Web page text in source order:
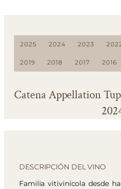
2025 2024 2023
2019 2018 2017 2016
Catena Appellation
DESCRIPCIÓN DEL VINO
Familia vitivinícola desde